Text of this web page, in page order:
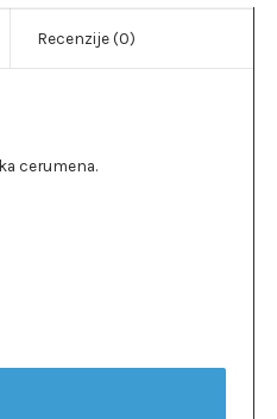
Recenzije (0)
cerumena.